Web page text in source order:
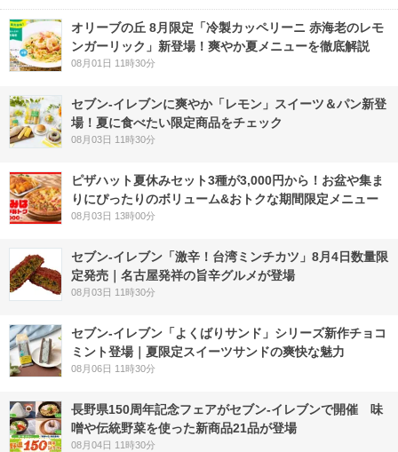
オリーブの丘 8月限定「冷製カッペリーニ 赤海老のレモ
ンガーリック」新登場！爽やか夏メニューを徹底解説
08月01日 11時30分
セブン‐イレブンに爽やか「レモン」スイーツ＆パン新登
場！夏に食べたい限定商品をチェック
08月03日 11時30分
ピザハット夏休みセット3種が3,000円から！お盆や集ま
りにぴったりのボリューム&おトクな期間限定メニュー
08月03日 13時00分
セブン-イレブン「激辛！台湾ミンチカツ」8月4日数量限
定発売｜名古屋発祥の旨辛グルメが登場
08月03日 11時30分
セブン‐イレブン「よくばりサンド」シリーズ新作チョコ
ミント登場｜夏限定スイーツサンドの爽快な魅力
08月06日 11時30分
長野県150周年記念フェアがセブン-イレブンで開催 味
噌や伝統野菜を使った新商品21品が登場
08月04日 11時30分